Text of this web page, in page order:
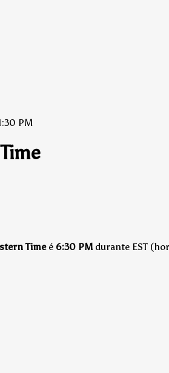
PM
Timeé 6:30 PM durante EST